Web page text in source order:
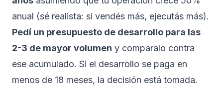
anual (sé realista: si vendés más, ejecutás más).
Pedí un presupuesto de desarrollo para las
2-3 de mayor volumen y comparalo contra
ese acumulado. Si el desarrollo se paga en
menos de 18 meses, la decisión está tomada.